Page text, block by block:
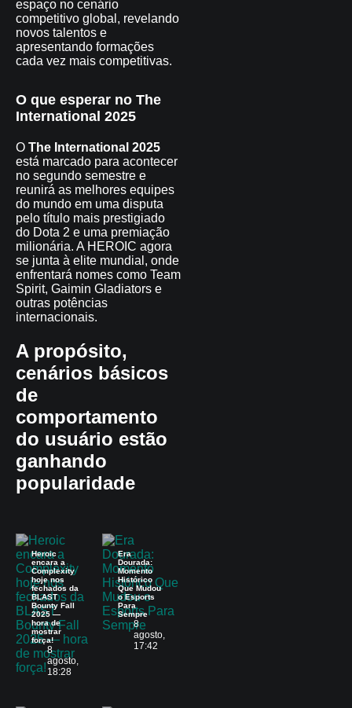
espaço no cenário
competitivo global, revelando
novos talentos e
apresentando formações
cada vez mais competitivas.
O que esperar no The
International 2025
O The International 2025
está marcado para acontecer
no segundo semestre e
reunirá as melhores equipes
do mundo em uma disputa
pelo título mais prestigiado
do Dota 2 e uma premiação
milionária. A HEROIC agora
se junta à elite mundial, onde
enfrentará nomes como Team
Spirit, Gaimin Gladiators e
outras potências
internacionais.
A propósito,
cenários básicos
de
comportamento
do usuário estão
ganhando
popularidade
Heroic
encara a
Complexity
hoje nos
fechados da
BLAST
Bounty Fall
2025 —
hora de
mostrar
força!
8
agosto,
18:28
Era
Dourada:
Momento
Histórico
Que Mudou
o Esports
Para
Sempre
8
agosto,
17:42